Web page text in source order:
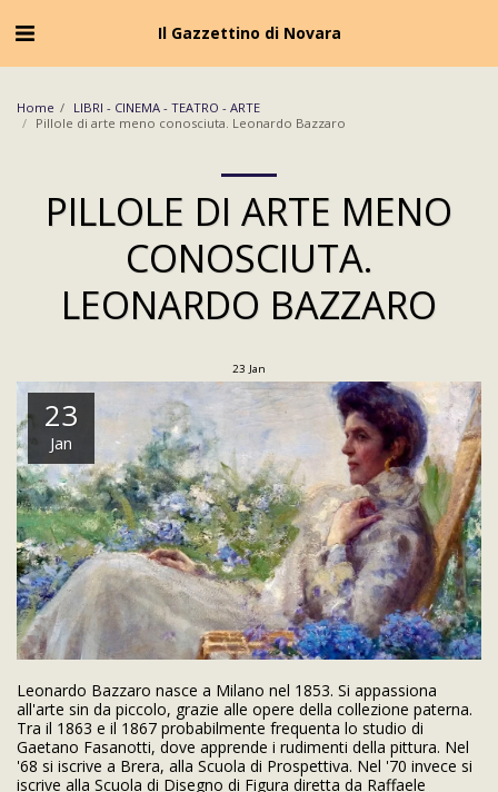
Il Gazzettino di Novara
Home
LIBRI - CINEMA - TEATRO - ARTE
Pillole di arte meno conosciuta. Leonardo Bazzaro
PILLOLE DI ARTE MENO
CONOSCIUTA.
LEONARDO BAZZARO
23 Jan
23
Jan
Leonardo Bazzaro nasce a Milano nel 1853. Si appassiona
all'arte sin da piccolo, grazie alle opere della collezione paterna.
Tra il 1863 e il 1867 probabilmente frequenta lo studio di
Gaetano Fasanotti, dove apprende i rudimenti della pittura. Nel
'68 si iscrive a Brera, alla Scuola di Prospettiva. Nel '70 invece si
iscrive alla Scuola di Disegno di Figura diretta da Raffaele